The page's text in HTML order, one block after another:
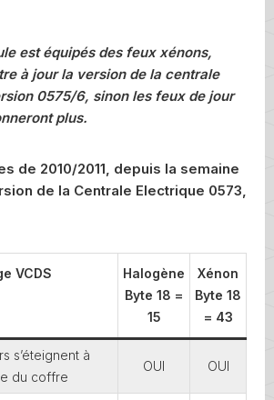
est équipés des feux xénons,
à jour la version de la centrale
0575/6, sinon les feux de jour
plus.
de 2010/2011, depuis la semaine
de la Centrale Electrique 0573,
VCDS
Halogène
Byte 18 =
15
Xénon
Byte 18
= 43
s’éteignent à
du coffre
OUI OUI